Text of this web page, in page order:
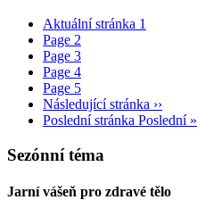
Aktuální stránka 1
Page 2
Page 3
Page 4
Page 5
Následující stránka ››
Poslední stránka Poslední »
Sezónní téma
Jarní vášeň pro zdravé tělo